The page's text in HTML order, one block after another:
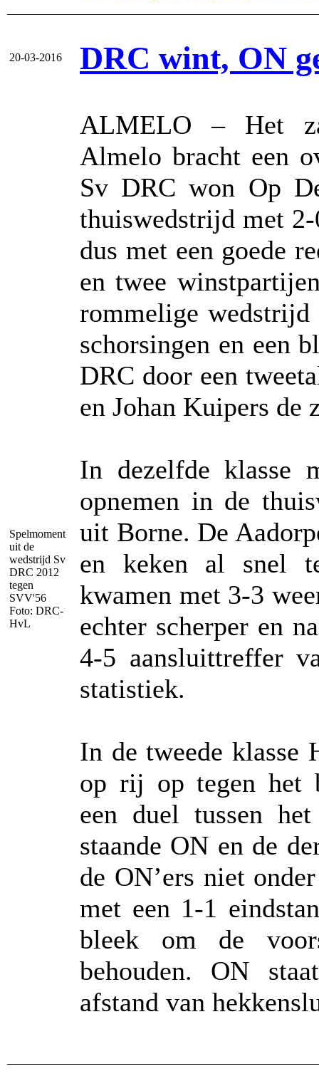
20-03-2016 DRC wint, ON
Spelmoment
uit de
wedstrijd Sv
DRC 2012
tegen
SVV'56
Foto: DRC-
HvL
ALMELO – Het
Almelo bracht een
Sv DRC won Op
thuiswedstrijd met
dus met een goede
en twee
rommelige
schorsingen en een
DRC door een
en Johan Kuipers de
In dezelfde klasse
opnemen in de
uit Borne. De
en keken al snel
kwamen met 3-3
echter scherper en
4-5 aansluittreffer
statistiek.
In de tweede klasse
op rij op tegen het
een duel tussen
staande ON en de
de ON’ers niet
met een 1-1
bleek om de
behouden. ON
afstand van